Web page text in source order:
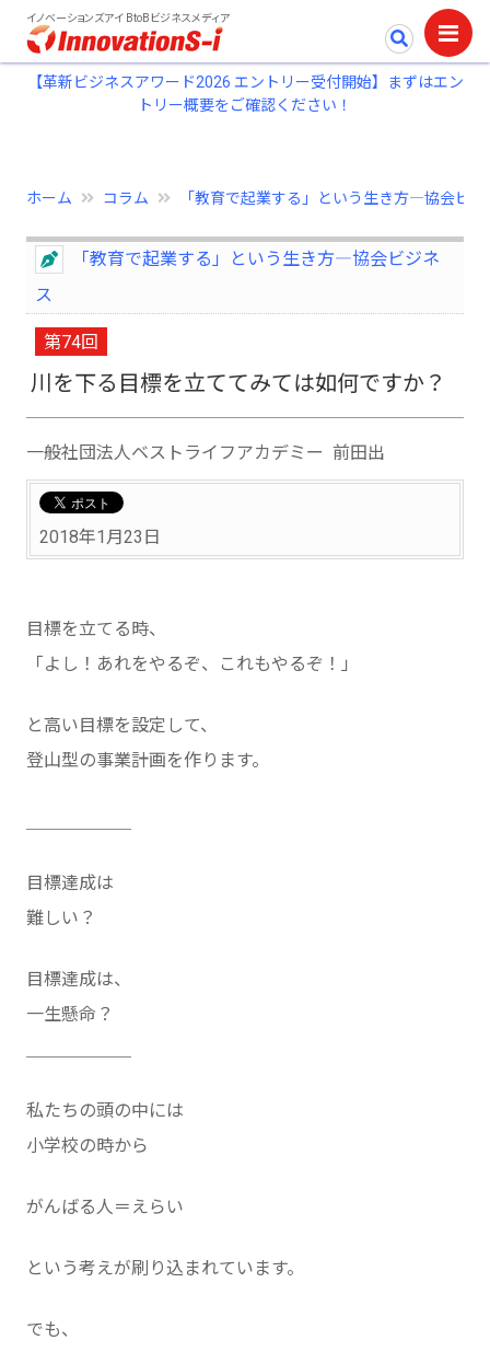
イノベーションズアイ BtoBビジネスメディア
【革新ビジネスアワード2026 エントリー受付開始】まずはエン
トリー概要をご確認ください！
ホーム コラム 「教育で起業する」という生き方―協会ビジ
「教育で起業する」という生き方―協会ビジネ
ス
第74回
川を下る目標を立ててみては如何ですか？
一般社団法人ベストライフアカデミー 前田出
2018年1月23日
目標を立てる時、
「よし！あれをやるぞ、これもやるぞ！」
と高い目標を設定して、
登山型の事業計画を作ります。
目標達成は
難しい？
目標達成は、
一生懸命？
私たちの頭の中には
小学校の時から
がんばる人＝えらい
という考えが刷り込まれています。
でも、